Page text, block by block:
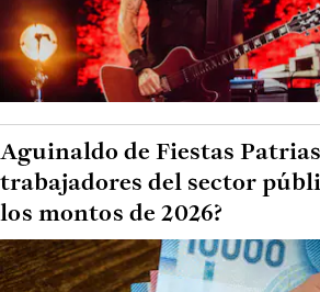
Aguinaldo de Fiestas
trabajadores del sector
los montos de 2026?